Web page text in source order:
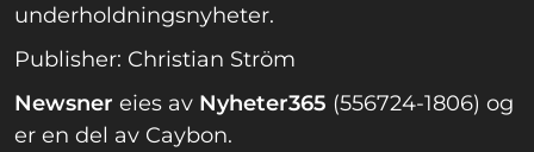
underholdningsnyheter.
Publisher: Christian Ström
Newsner eies av Nyheter365 (556724-1806) og
er en del av Caybon.